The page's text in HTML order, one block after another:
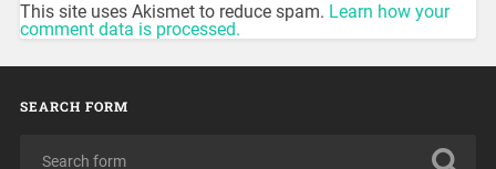
This site uses Akismet to reduce spam. Learn how your
comment data is processed.
SEARCH FORM